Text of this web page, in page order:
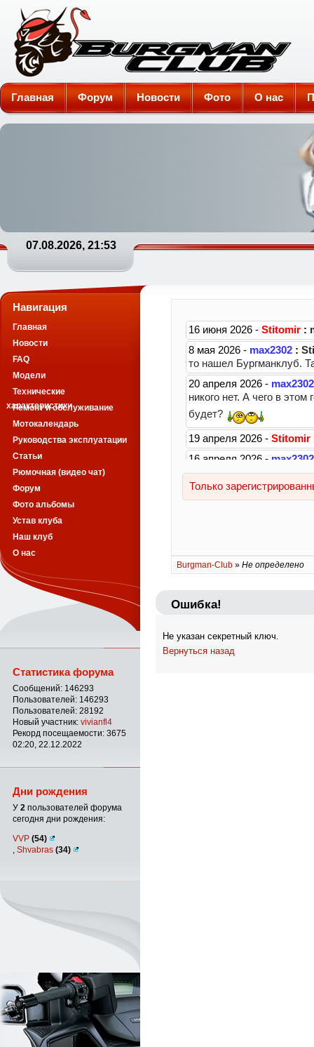
Burgman-Club
Главная Форум Новости Фото О нас
07.08.2026, 21:53
Burgman-Club » Не определено
Ошибка!
Не указан секретный ключ.
Вернуться назад
Навигация
Главная
Новости
FAQ
Модели
Технические
характеристики
Ремонт и обслуживание
Мотокалендарь
Руководства эксплуатации
Статьи
Рюмочная (видео чат)
Форум
Фото альбомы
Устав клуба
Наш клуб
О нас
Статистика форума
Сообщений: 146293
Пользователей: 146293
Пользователей: 28192
Новый участник: vivianfl4
Рекорд посещаемости: 3675
02:20, 22.12.2022
Дни рождения
У 2 пользователей форума
сегодня дни рождения:
VVP (54)
Shvabras (34)